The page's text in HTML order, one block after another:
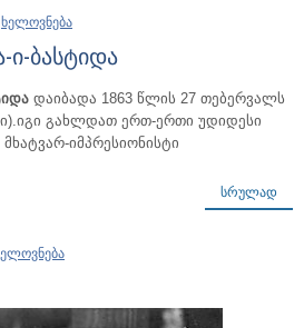
ხელოვნება
ბასტიდა
დაიბადა 1863 წლის 27 თებერვალს
გახლდათ ერთ-ერთი უდიდესი
იმპრესიონისტი
ᲡᲠᲣᲚᲐᲓ